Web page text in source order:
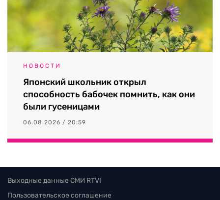
НОВОСТИ
Японский школьник открыл
способность бабочек помнить, как они
были гусеницами
06.08.2026 / 20:59
Выходные данные СМИ RTVI
Пользовательское соглашение